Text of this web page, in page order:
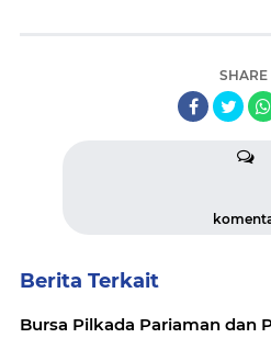
SHARE
Berita Terkait
Bursa Pilkada Pariaman dan